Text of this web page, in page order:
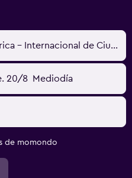
Ciudad del Cabo, Sudáfrica - Internacional de Ciudad del Cabo (CPT)
20/8 Mediodía
de momondo